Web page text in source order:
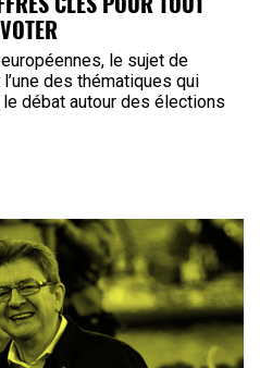
le sujet de
des thématiques qui
débat autour des élections